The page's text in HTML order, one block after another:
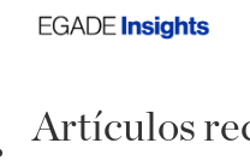
Artículos